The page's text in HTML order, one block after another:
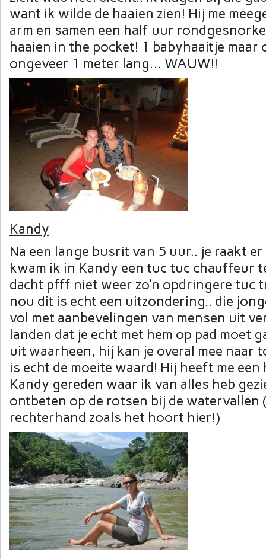
want ik wilde de haaien zien! Hij me
arm en samen een half uur
haaien in the pocket! 1 babyhaaitje maar
ongeveer 1 meter lang… WAUW!!
Kandy
Na een lange busrit van 5 uur.. je raakt
kwam ik in Kandy een tuc tuc chauffeur
dacht pfff niet weer zo’n opdringere tuc
nou dit is echt een uitzondering.. die
vol met aanbevelingen van mensen uit
landen dat je echt met hem op pad moet
uit waarheen, hij kan je overal mee naar
is echt de moeite waard! Hij heeft me
Kandy gereden waar ik van alles heb
ontbeten op de rotsen bij de watervallen
rechterhand zoals het hoort hier!)